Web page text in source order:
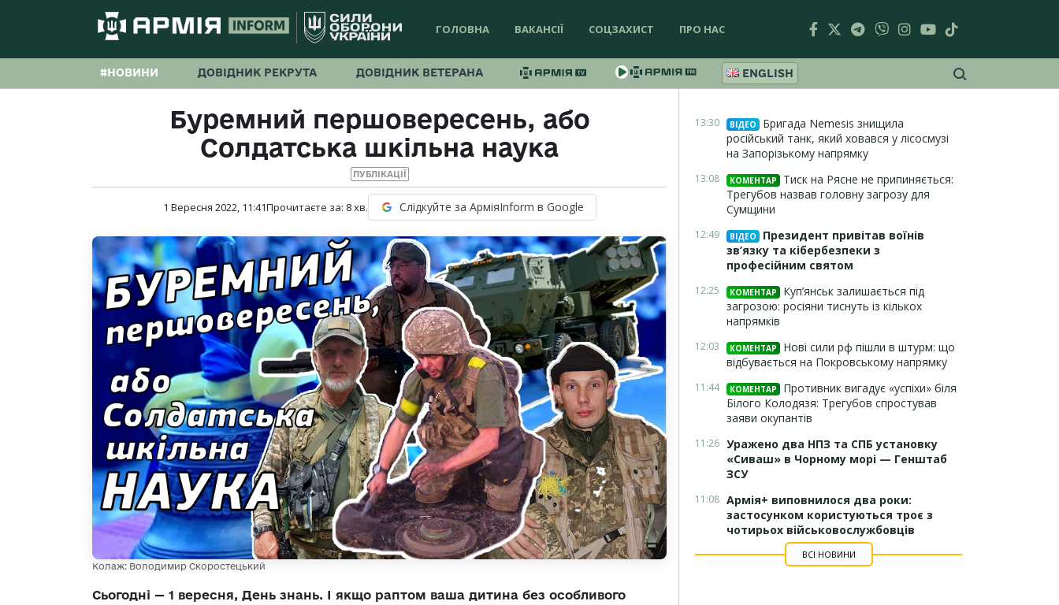
ГОЛОВНА ВАКАНСІЇ СОЦЗАХИСТ ПРО НАС
#НОВИНИ ДОВІДНИК РЕКРУТА ДОВІДНИК ВЕТЕРАНА ENGLISH
Буремний першовересень, або
Солдатська шкільна наука
ПУБЛІКАЦІЇ
1 Вересня 2022, 11:41Прочитаєте за: 8хв. Слідкуйте за АрміяInform в Google
Колаж: Володимир Скоростецький
Сьогодні — 1 вересня, День знань. І якщо раптом ваша дитина без особливого
13:30 ВІДЕО
Бригада Nemesis знищила
російський танк, який ховався у лісосмузі
на Запорізькому напрямку
13:08 КОМЕНТАР
Тиск на Рясне не припиняється:
Трегубов назвав головну загрозу для
Сумщини
12:49 ВІДЕО
Президент привітав воїнів
зв’язку та кібербезпеки з
професійним святом
12:25 КОМЕНТАР
Куп’янськ залишається під
загрозою: росіяни тиснуть із кількох
напрямків
12:03 КОМЕНТАР
Нові сили рф пішли в штурм: що
відбувається на Покровському напрямку
11:44 КОМЕНТАР
Противник вигадує «успіхи» біля
Білого Колодязя: Трегубов спростував
заяви окупантів
11:26 Уражено два НПЗ та СПБ установку
«Сиваш» в Чорному морі — Генштаб
ЗСУ
11:08 Армія+ виповнилося два роки:
застосунком користуються троє з
чотирьох військовослужбовців
ВСІ НОВИНИ